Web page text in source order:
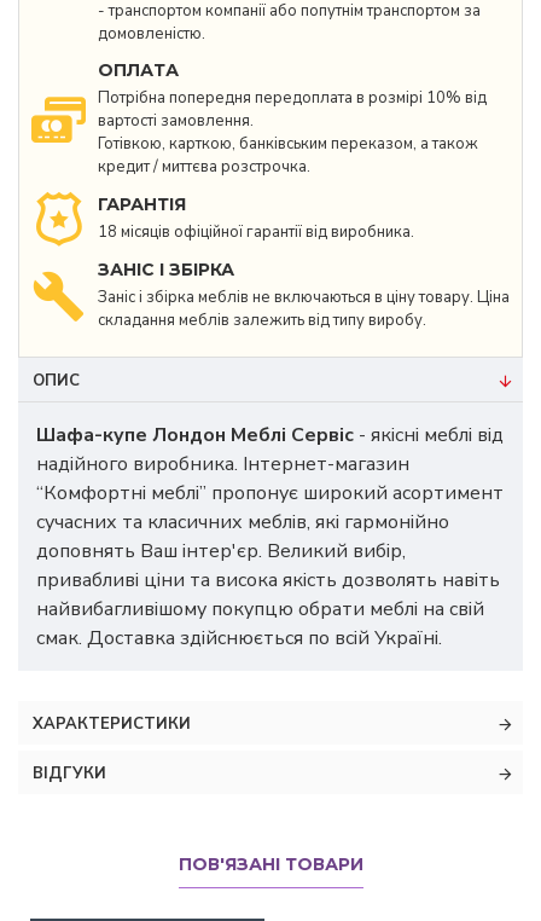
- транспортом компанії або попутнім транспортом за
домовленістю.
ОПЛАТА
Потрібна попередня передоплата в розмірі 10% від
вартості замовлення.
Готівкою, карткою, банківським переказом, а також
кредит / миттєва розстрочка.
ГАРАНТІЯ
18 місяців офіційної гарантії від виробника.
ЗАНІС І ЗБІРКА
Заніс і збірка меблів не включаються в ціну товару. Ціна
складання меблів залежить від типу виробу.
ОПИС
Шафа-купе Лондон Меблі Сервіс - якісні меблі від
надійного виробника. Інтернет-магазин
“Комфортні меблі” пропонує широкий асортимент
сучасних та класичних меблів, які гармонійно
доповнять Ваш інтер'єр. Великий вибір,
привабливі ціни та висока якість дозволять навіть
найвибагливішому покупцю обрати меблі на свій
смак. Доставка здійснюється по всій Україні.
ХАРАКТЕРИСТИКИ
ВІДГУКИ
ПОВ'ЯЗАНІ ТОВАРИ